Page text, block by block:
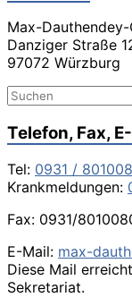
Max-
Danziger Straße
97072 Würzburg
Telefon, Fax,
Tel: 0931 /
Krankmeldungen:
Fax: 0931/
E-Mail: max-
Diese Mail
Sekretariat.